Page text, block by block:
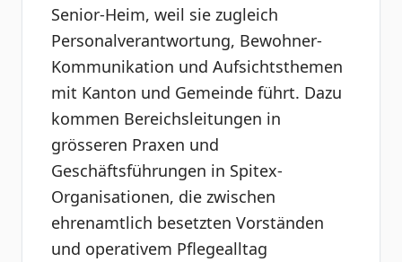
Senior-Heim, weil sie zugleich
Personalverantwortung, Bewohner-
Kommunikation und Aufsichtsthemen
mit Kanton und Gemeinde führt. Dazu
kommen Bereichsleitungen in
grösseren Praxen und
Geschäftsführungen in Spitex-
Organisationen, die zwischen
ehrenamtlich besetzten Vorständen
und operativem Pflegealltag